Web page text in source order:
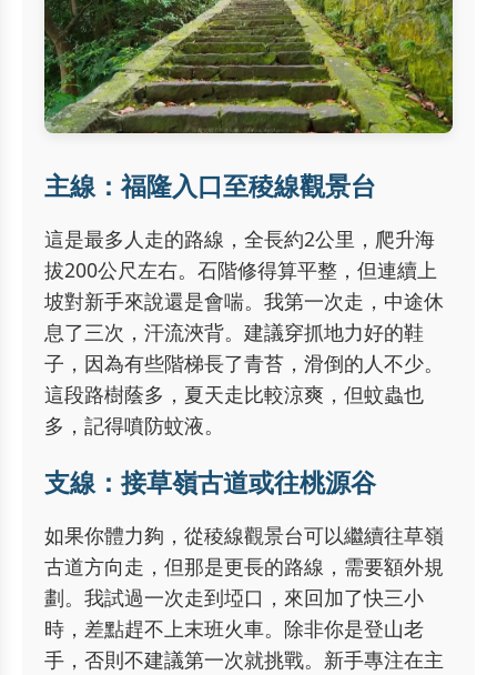
主線：福隆入口至稜線觀景台
這是最多人走的路線，全長約2公里，爬升海
拔200公尺左右。石階修得算平整，但連續上
坡對新手來說還是會喘。我第一次走，中途休
息了三次，汗流浹背。建議穿抓地力好的鞋
子，因為有些階梯長了青苔，滑倒的人不少。
這段路樹蔭多，夏天走比較涼爽，但蚊蟲也
多，記得噴防蚊液。
支線：接草嶺古道或往桃源谷
如果你體力夠，從稜線觀景台可以繼續往草嶺
古道方向走，但那是更長的路線，需要額外規
劃。我試過一次走到埡口，來回加了快三小
時，差點趕不上末班火車。除非你是登山老
手，否則不建議第一次就挑戰。新手專注在主